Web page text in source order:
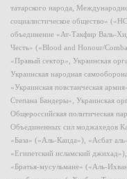
татарского народа,
социалистическое общество»
объединение «Ат-Такфир Валь-
Честь» («Blood and Honour/
«Правый сектор», Украинская
Украинская народная
«Украинская повстанческая
Степана Бандеры», Украинская
Общероссийская политическая
Объединенных сил моджахедов
«База» («Аль-Каида»), «Асбат
«Египетский исламский
«Братья-мусульмане» («Аль-